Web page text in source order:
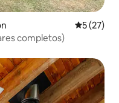
5 de uma
5 (27)
completos)